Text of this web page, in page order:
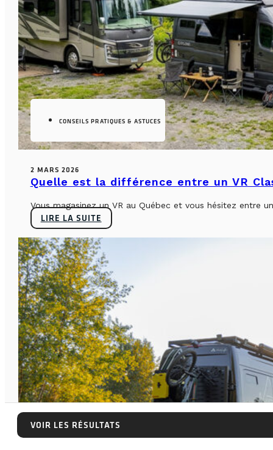
CONSEILS PRATIQUES & ASTUCES
2 MARS 2026
Quelle est la différence entre un VR
Vous magasinez un VR au Québec et vous hésitez entre
LIRE LA SUITE
VOIR LES RÉSULTATS
VOIR LES RÉSULTATS